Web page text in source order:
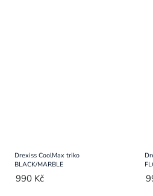
Drexiss CoolMax triko
BLACK/MARBLE
990 Kč